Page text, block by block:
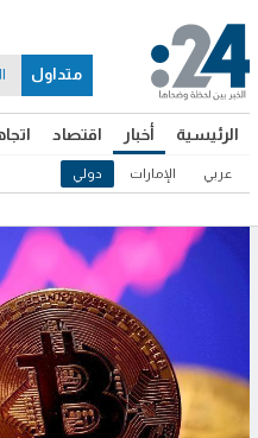
الرئيسية أخبار
عربي الإمارات دولي
اقتصاد
متداول